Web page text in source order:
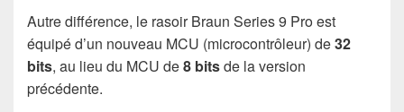
Autre différence, le rasoir Braun Series 9 Pro est
équipé d’un nouveau MCU (microcontrôleur) de32
bits, au lieu du MCU de8 bitsde la version
précédente.